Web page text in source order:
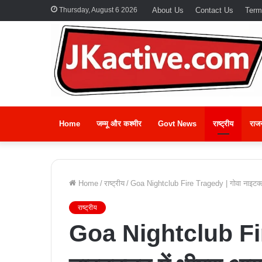
Thursday, August 6 2026 About Us Contact Us
Home जम्मू और कश्मीर Govt News राष्ट्रीय
Home / राष्ट्रीय / Goa Nightclub Fire Tragedy | गोवा
राष्ट्रीय
Goa Nightclub